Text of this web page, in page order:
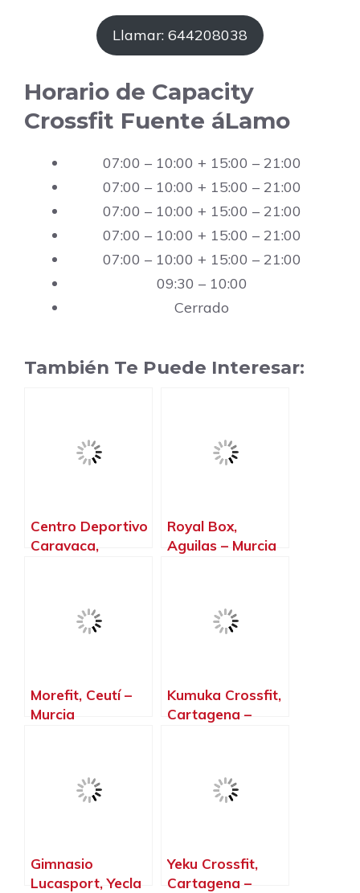
Llamar: 644208038
Horario de Capacity
Crossfit Fuente áLamo
07:00 – 10:00 + 15:00 – 21:00
07:00 – 10:00 + 15:00 – 21:00
07:00 – 10:00 + 15:00 – 21:00
07:00 – 10:00 + 15:00 – 21:00
07:00 – 10:00 + 15:00 – 21:00
09:30 – 10:00
Cerrado
También Te Puede Interesar:
Centro Deportivo
Caravaca,
Royal Box,
Aguilas – Murcia
Morefit, Ceutí –
Murcia
Kumuka Crossfit,
Cartagena –
Gimnasio
Lucasport, Yecla
Yeku Crossfit,
Cartagena –